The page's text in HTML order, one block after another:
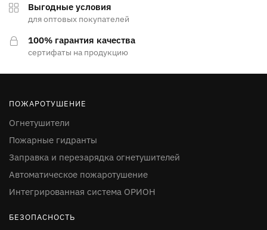
Выгодные условия
для оптовых покупателей
100% гарантия качества
сертифаты на продукцию
ПОЖАРОТУШЕНИЕ
Огнетушители
Пожарные гидранты
Заправка и перезарядка огнетушителей
Автоматическое пожаротушение
Интегрированная система ОРИОН
БЕЗОПАСНОСТЬ